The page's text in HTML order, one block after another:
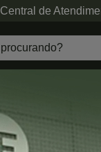
Central de